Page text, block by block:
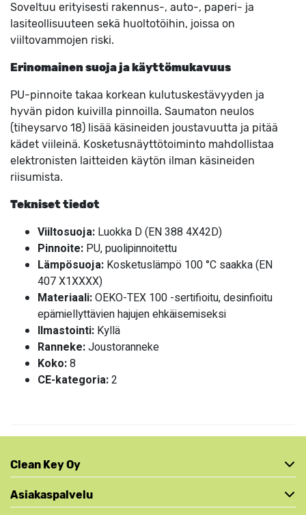
Soveltuu erityisesti rakennus-, auto-, paperi- ja
lasiteollisuuteen sekä huoltotöihin, joissa on
viiltovammojen riski.
Erinomainen suoja ja käyttömukavuus
PU-pinnoite takaa korkean kulutuskestävyyden ja
hyvän pidon kuivilla pinnoilla. Saumaton neulos
(tiheysarvo 18) lisää käsineiden joustavuutta ja pitää
kädet viileinä. Kosketusnäyttötoiminto mahdollistaa
elektronisten laitteiden käytön ilman käsineiden
riisumista.
Tekniset tiedot
Viiltosuoja: Luokka D (EN 388 4X42D)
Pinnoite: PU, puolipinnoitettu
Lämpösuoja: Kosketuslämpö 100 °C saakka (EN
407 X1XXXX)
Materiaali:OEKO-TEX 100 -sertifioitu, desinfioitu
epämiellyttävien hajujen ehkäisemiseksi
Ilmastointi: Kyllä
Ranneke:Joustoranneke
Koko:8
CE-kategoria:2
Clean Key Oy
Asiakaspalvelu